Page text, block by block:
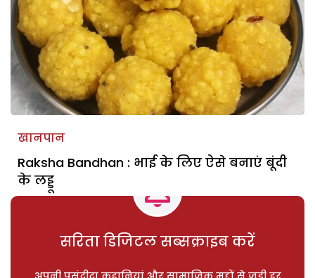
खानपान
Raksha Bandhan : भाई के लिए ऐसे बनाएं बूंदी
के लड्डू
सरिता डिजिटल सब्सक्राइब करें